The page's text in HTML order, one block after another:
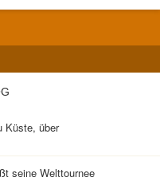
Küste, über
seine Welttournee